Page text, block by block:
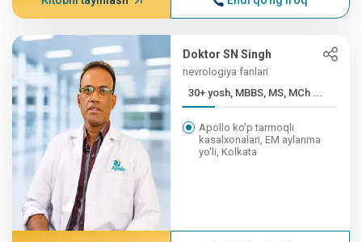
Doktor SN Singh
nevrologiya fanlari
30+ yosh, MBBS, MS, MCh ...
Apollo ko'p tarmoqli
kasalxonalari, EM aylanma
yo'li, Kolkata